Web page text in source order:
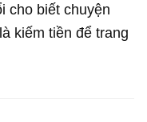
cho biết chuyện
kiếm tiền để trang